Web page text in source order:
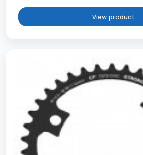
View product